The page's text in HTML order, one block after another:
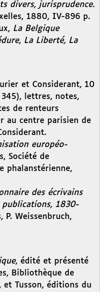
divers, jurisprudence.
1880, IV-896 p.
La Belgique
, La Liberté, La
et Considerant, 10
lettres, notes,
de renteurs
au centre parisien de
européo-
Société de
phalanstérienne,
des écrivains
1830-
P. Weissenbruch,
, édité et présenté
Bibliothèque de
et Tusson, éditions du